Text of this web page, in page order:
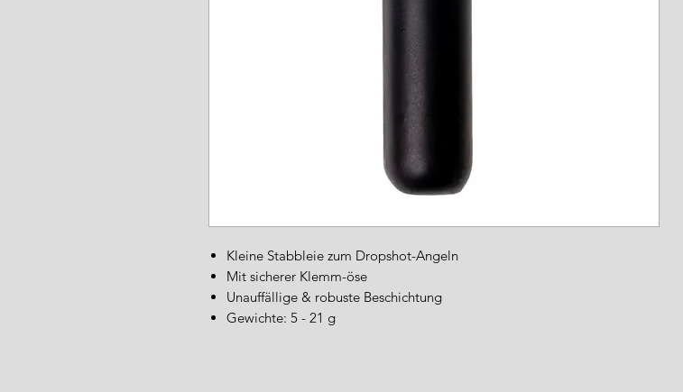
Kleine Stabbleie zum Dropshot-Angeln
Mit sicherer Klemm-öse
Unauffällige & robuste Beschichtung
Gewichte: 5 - 21 g